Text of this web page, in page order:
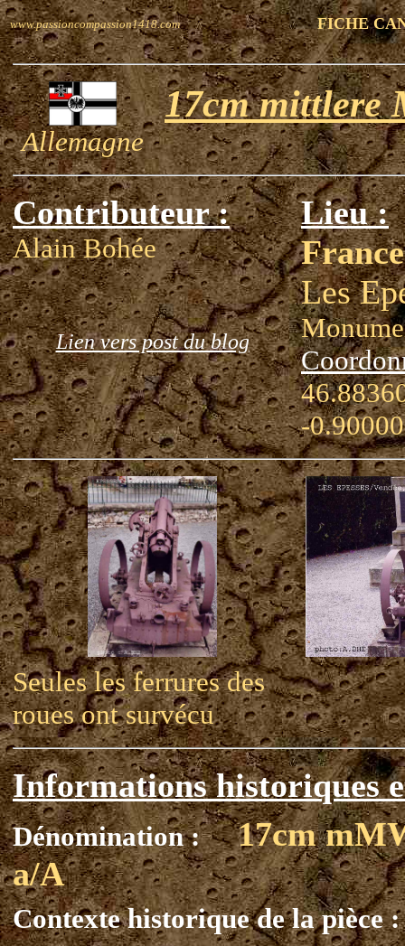
www.passioncompassion1418.com FICHE
Allemagne
17cm mittlere
Contributeur :
Alain Bohée
Lien vers post du blog
Lieu :
France
Les
-0.90000
Seules les ferrures des
roues ont survécu
Informations historiques
Dénomination :
17cm
a/A
Contexte historique de la pièce :